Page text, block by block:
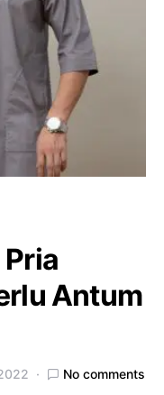
Antum
No comments